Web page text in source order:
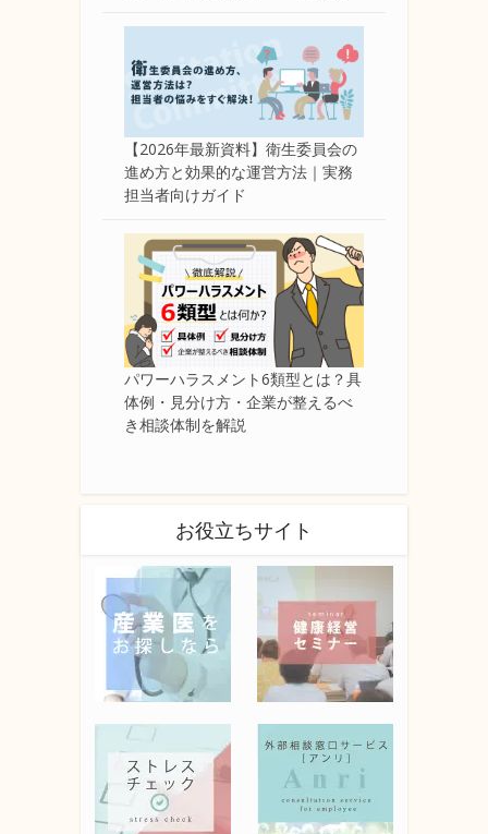
【2026年最新資料】衛生委員会の
進め方と効果的な運営方法｜実務
担当者向けガイド
パワーハラスメント6類型とは？具
体例・見分け方・企業が整えるべ
き相談体制を解説
お役立ちサイト